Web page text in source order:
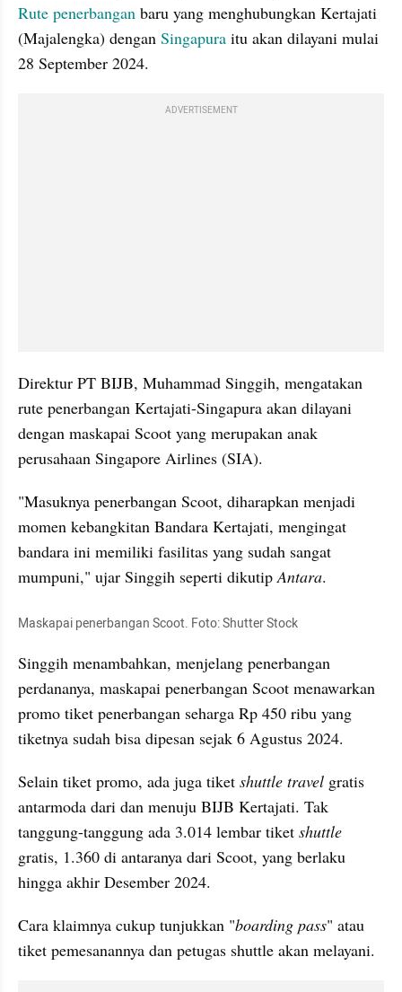
Rute penerbangan baru yang menghubungkan Kertajati
(Majalengka) dengan Singapura itu akan dilayani mulai
28 September 2024.
ADVERTISEMENT
Direktur PT BIJB, Muhammad Singgih, mengatakan
rute penerbangan Kertajati-Singapura akan dilayani
dengan maskapai Scoot yang merupakan anak
perusahaan Singapore Airlines (SIA).
"Masuknya penerbangan Scoot, diharapkan menjadi
momen kebangkitan Bandara Kertajati, mengingat
bandara ini memiliki fasilitas yang sudah sangat
mumpuni," ujar Singgih seperti dikutip Antara.
Maskapai penerbangan Scoot. Foto: Shutter Stock
Singgih menambahkan, menjelang penerbangan
perdananya, maskapai penerbangan Scoot menawarkan
promo tiket penerbangan seharga Rp 450 ribu yang
tiketnya sudah bisa dipesan sejak 6 Agustus 2024.
Selain tiket promo, ada juga tiket shuttle travel gratis
antarmoda dari dan menuju BIJB Kertajati. Tak
tanggung-tanggung ada 3.014 lembar tiket
gratis, 1.360 di antaranya dari Scoot, yang berlaku
hingga akhir Desember 2024.
Cara klaimnya cukup tunjukkan "boarding pass" atau
tiket pemesanannya dan petugas shuttle akan melayani.